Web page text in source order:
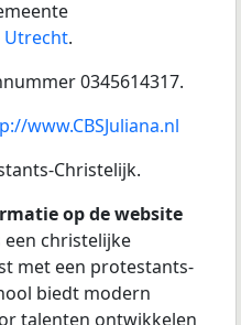
Utrecht.
0345614317.
www.CBSJuliana.nl
Christelijk.
op de website
een christelijke
met een protestants-
biedt modern
talenten ontwikkelen